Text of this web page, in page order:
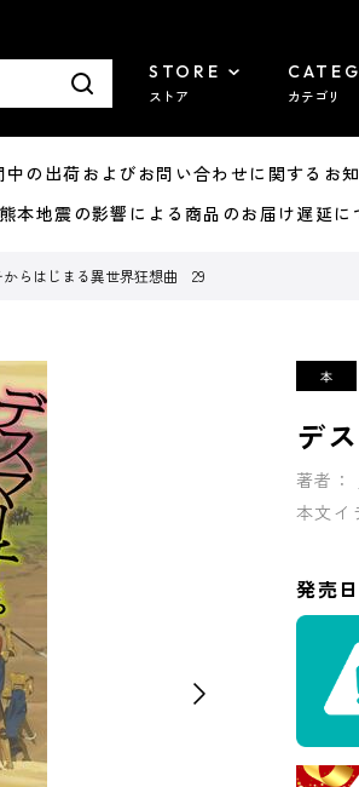
STORE
ストア カテゴリ
の出荷およびお問い合わせに関するお
地震の影響による商品のお届け遅延に
からはじまる異世界狂想曲 29
デ
著者：
本文イ
発売日